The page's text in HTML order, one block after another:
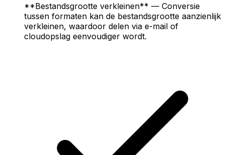
**Bestandsgrootte verkleinen** — Conversie
tussen formaten kan de bestandsgrootte aanzienlijk
verkleinen, waardoor delen via e-mail of
cloudopslag eenvoudiger wordt.